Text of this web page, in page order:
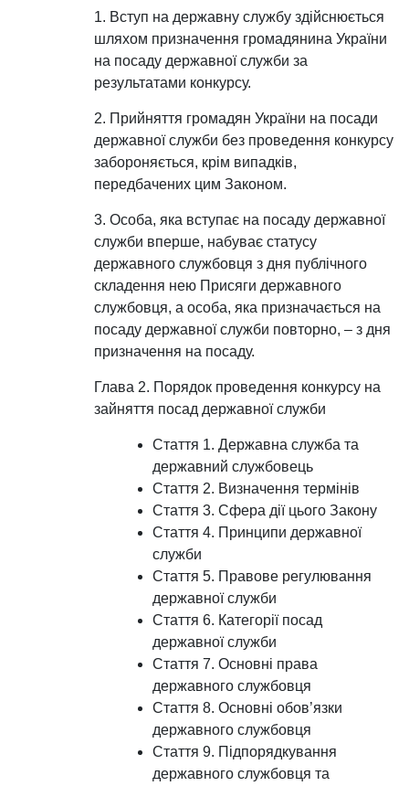
1. Вступ на державну службу здійснюється
шляхом призначення громадянина України
на посаду державної служби за
результатами конкурсу.
2. Прийняття громадян України на посади
державної служби без проведення конкурсу
забороняється, крім випадків,
передбачених цим Законом.
3. Особа, яка вступає на посаду державної
служби вперше, набуває статусу
державного службовця з дня публічного
складення нею Присяги державного
службовця, а особа, яка призначається на
посаду державної служби повторно, – з дня
призначення на посаду.
Глава 2. Порядок проведення конкурсу на
зайняття посад державної служби
Стаття 1. Державна служба та
державний службовець
Стаття 2. Визначення термінів
Стаття 3. Сфера дії цього Закону
Стаття 4. Принципи державної
служби
Стаття 5. Правове регулювання
державної служби
Стаття 6. Категорії посад
державної служби
Стаття 7. Основні права
державного службовця
Стаття 8. Основні обов’язки
державного службовця
Стаття 9. Підпорядкування
державного службовця та